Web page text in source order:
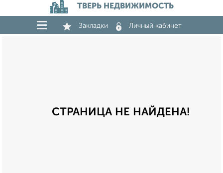
ТВЕРЬ НЕДВИЖИМОСТЬ
Закладки Личный кабинет
СТРАНИЦА НЕ НАЙДЕНА!